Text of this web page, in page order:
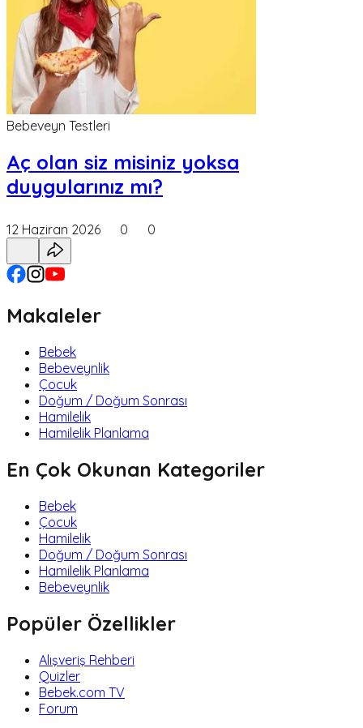
Bebeveyn Testleri
Aç olan siz misiniz yoksa
duygularınız mı?
12 Haziran 2026 0 0
Makaleler
Bebek
Bebeveynlik
Çocuk
Doğum / Doğum Sonrası
Hamilelik
Hamilelik Planlama
En Çok Okunan Kategoriler
Bebek
Çocuk
Hamilelik
Doğum / Doğum Sonrası
Hamilelik Planlama
Bebeveynlik
Popüler Özellikler
Alışveriş Rehberi
Quizler
Bebek.com TV
Forum